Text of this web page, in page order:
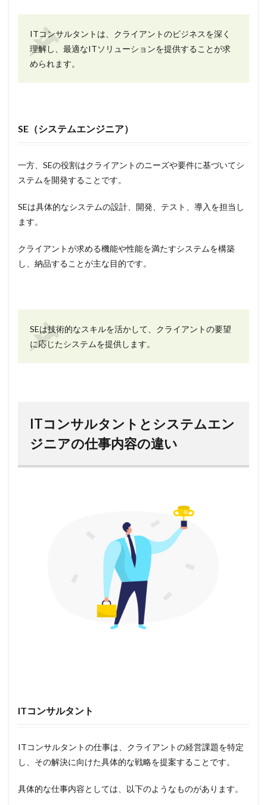
ITコンサルタントは、クライアントのビジネスを深く
理解し、最適なITソリューションを提供することが求
められます。
SE（システムエンジニア）
一方、SEの役割はクライアントのニーズや要件に基づいてシ
ステムを開発することです。
SEは具体的なシステムの設計、開発、テスト、導入を担当し
ます。
クライアントが求める機能や性能を満たすシステムを構築
し、納品することが主な目的です。
SEは技術的なスキルを活かして、クライアントの要望
に応じたシステムを提供します。
ITコンサルタントとシステムエン
ジニアの仕事内容の違い
ITコンサルタント
ITコンサルタントの仕事は、クライアントの経営課題を特定
し、その解決に向けた具体的な戦略を提案することです。
具体的な仕事内容としては、以下のようなものがあります。